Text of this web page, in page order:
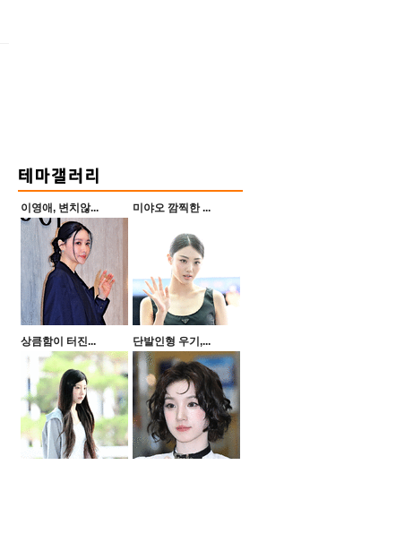
이영애, 변치않... 미야오 깜찍한 ...
상큼함이 터진... 단발인형 우기,...